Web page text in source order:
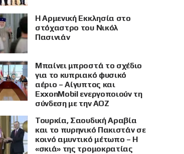
Η Αρμενική Εκκλησία στο
στόχαστρο του Νικόλ
Πασινιάν
Μπαίνει μπροστά το σχέδιο
για το κυπριακό φυσικό
αέριο – Αίγυπτος και
ExxonMobil ενεργοποιούν τη
σύνδεση με την ΑΟΖ
Τουρκία, Σαουδική Αραβία
και το πυρηνικό Πακιστάν σε
κοινό αμυντικό μέτωπο – Η
«σκιά» της τρομοκρατίας